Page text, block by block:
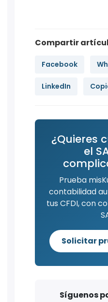
Compartir
Facebook
LinkedIn
¿Quieres
el
Prueba
contabilidad
tus CFDI, con
Solicitar
Síguenos